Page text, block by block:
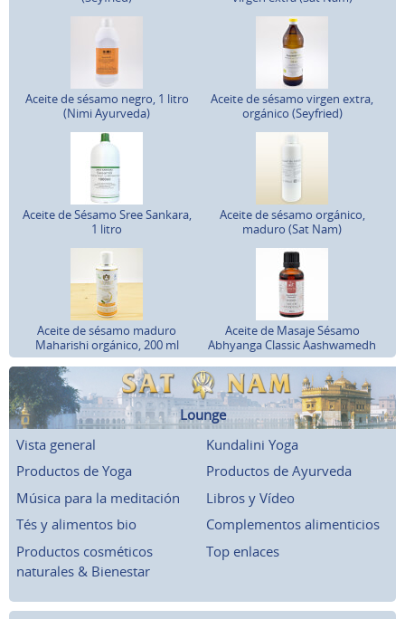
Aceite de sésamo negro, 1 litro
(Nimi Ayurveda)
Aceite de sésamo virgen extra,
orgánico (Seyfried)
Aceite de Sésamo Sree Sankara,
1 litro
Aceite de sésamo orgánico,
maduro (Sat Nam)
Aceite de sésamo maduro
Maharishi orgánico, 200 ml
Aceite de Masaje Sésamo
Abhyanga Classic Aashwamedh
Lounge
Vista general
Kundalini Yoga
Productos de Yoga
Productos de Ayurveda
Música para la meditación
Libros y Vídeo
Tés y alimentos bio
Complementos alimenticios
Productos cosméticos
naturales & Bienestar
Top enlaces